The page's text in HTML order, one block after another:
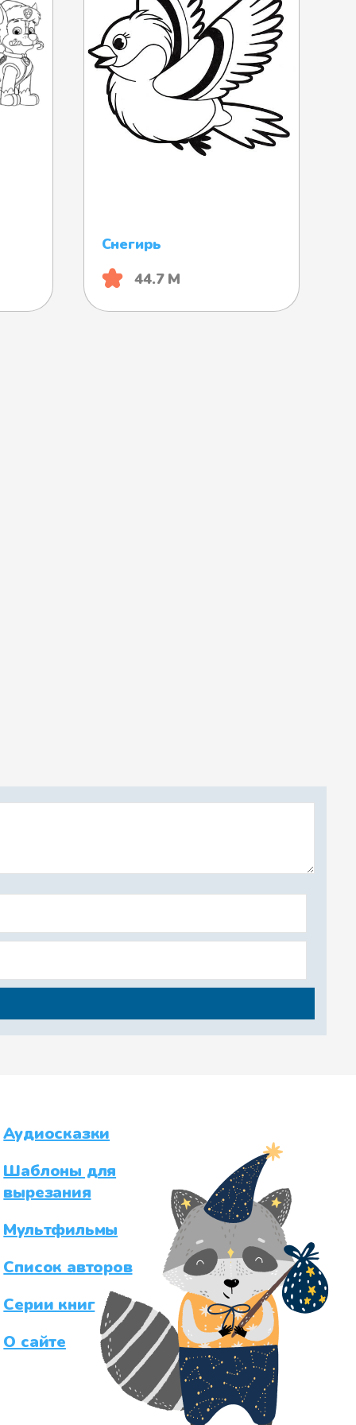
Снегирь
44.7 М
Аудиосказки
Шаблоны для
вырезания
Мультфильмы
Список авторов
Серии книг
О сайте